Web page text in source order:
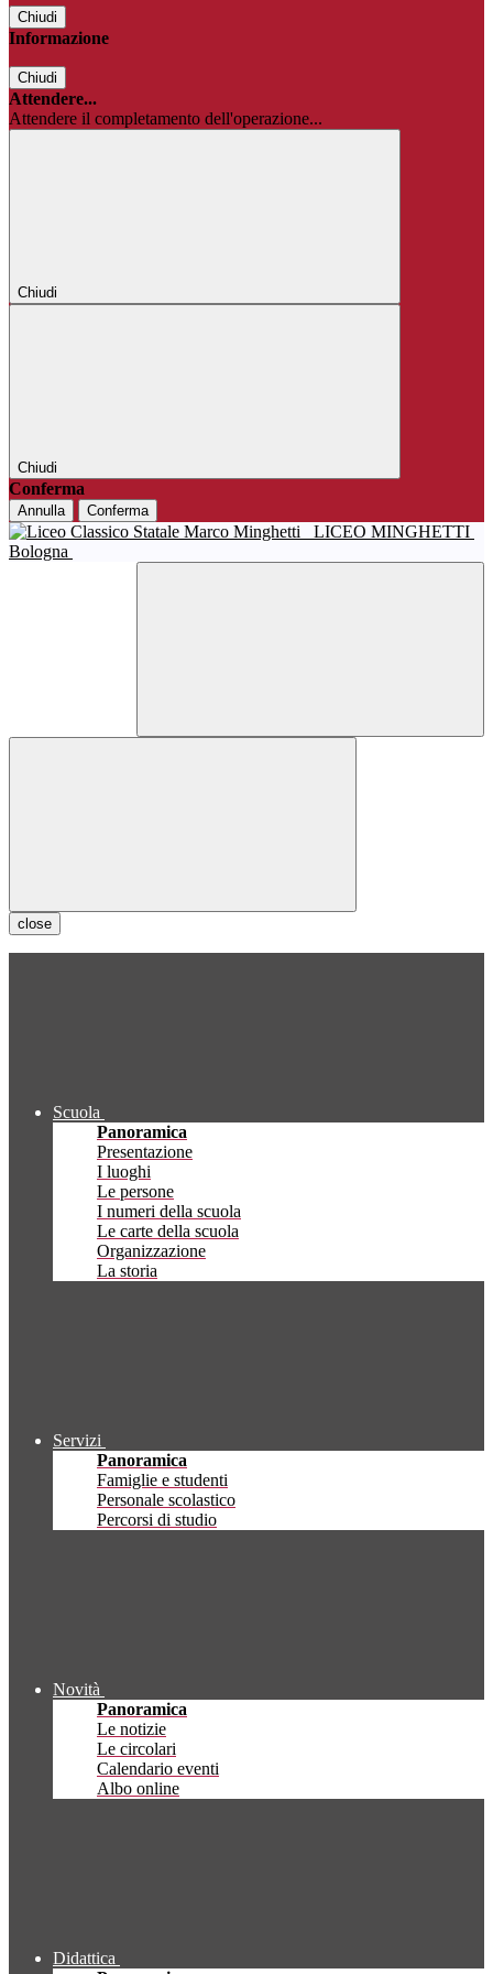
Chiudi
Informazione
Chiudi
Attendere...
Attendere il completamento dell'operazione...
Chiudi
Chiudi
Conferma
Annulla Conferma
LICEO MINGHETTI
Bologna
close
Scuola
Panoramica
Presentazione
I luoghi
Le persone
I numeri della scuola
Le carte della scuola
Organizzazione
La storia
Servizi
Panoramica
Famiglie e studenti
Personale scolastico
Percorsi di studio
Novità
Panoramica
Le notizie
Le circolari
Calendario eventi
Albo online
Didattica